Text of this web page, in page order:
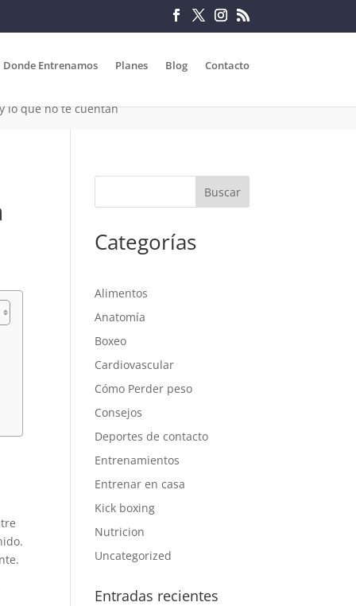
Donde Entrenamos Planes Blog Contacto
lo que no te cuentan
Categorías
Alimentos
Anatomía
Boxeo
Cardiovascular
Cómo Perder peso
Consejos
Deportes de contacto
Entrenamientos
Entrenar en casa
Kick boxing
Nutricion
Uncategorized
Entradas recientes